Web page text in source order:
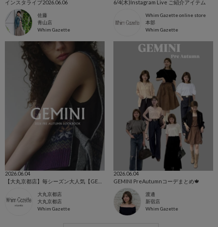
インスタライブ2026.06.06
佐藤
青山店
Whim Gazette
6/4(木)Instagram Live ご紹介アイテム
Whim Gazette online store
本部
Whim Gazette
2026.06.04
大丸京都店
大丸京都店
Whim Gazette
2026.06.04
GEMINI PreAutumnコーデまとめ🍁
渡邊
新宿店
Whim Gazette